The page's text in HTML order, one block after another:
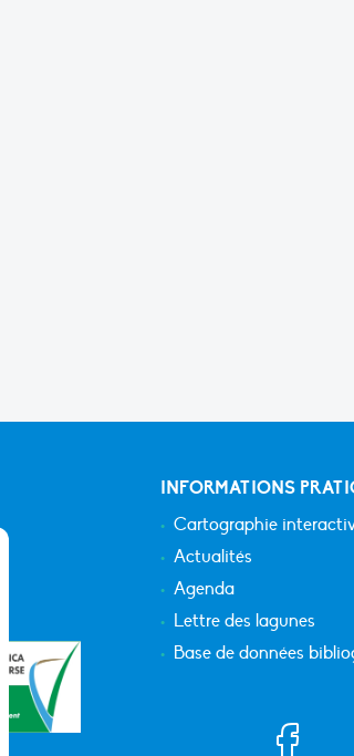
INFORMATIONS
Cartographie
Actualités
Agenda
Lettre des lagunes
Base de données